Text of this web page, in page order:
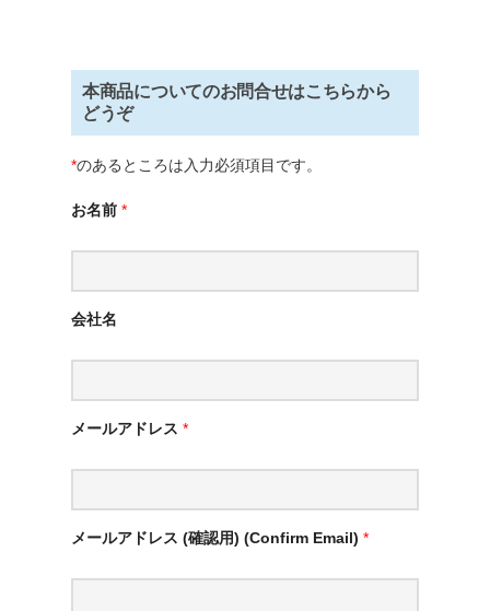
本商品についてのお問合せはこちらから
どうぞ
*のあるところは入力必須項目です。
お名前 *
会社名
メールアドレス *
メールアドレス (確認用) (Confirm Email) *